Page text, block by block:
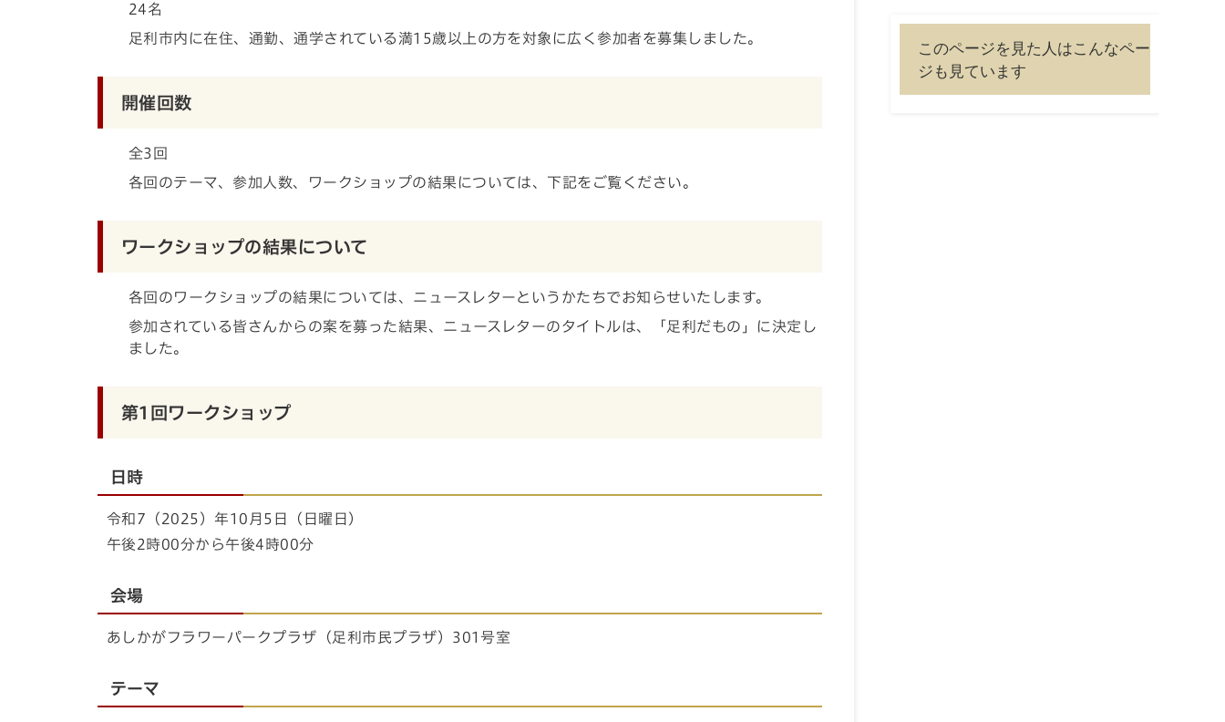
24名
足利市内に在住、通勤、通学されている満15歳以上の方を対象に広く参加者を募集しました。
開催回数
全3回
各回のテーマ、参加人数、ワークショップの結果については、下記をご覧ください。
ワークショップの結果について
各回のワークショップの結果については、ニュースレターというかたちでお知らせいたします。
参加されている皆さんからの案を募った結果、ニュースレターのタイトルは、「足利だもの」に決定し
ました。
第1回ワークショップ
日時
令和7（2025）年10月5日（日曜日）
午後2時00分から午後4時00分
会場
あしかがフラワーパークプラザ（足利市民プラザ）301号室
テーマ
このページを見た人はこんなペー
ジも見ています